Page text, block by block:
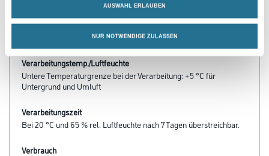
AUSWAHL ERLAUBEN
NUR NOTWENDIGE ZULASSEN
- Feinkörnig, Korngröße max. 0,6 mm
- Wasserdampf-Diffusionswiderstandszahl µ < 12
- Hand- und maschinenverarbeitbar
Verarbeitungstemp./Luftfeuchte
Untere Temperaturgrenze bei der Verarbeitung: +5 °C für
Untergrund und Umluft
Verarbeitungszeit
Bei 20 °C und 65 % rel. Luftfeuchte nach 7 Tagen überstreichbar.
Verbrauch